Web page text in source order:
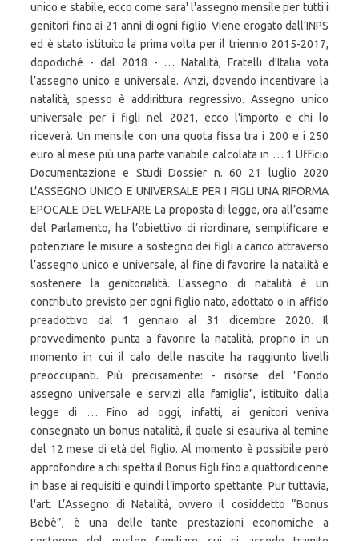
unico e stabile, ecco come sara' l'assegno mensile per tutti i
genitori fino ai 21 anni di ogni figlio. Viene erogato dall’INPS
ed è stato istituito la prima volta per il triennio 2015-2017,
dopodiché - dal 2018 - … Natalità, Fratelli d’Italia vota
l’assegno unico e universale. Anzi, dovendo incentivare la
natalità, spesso è addirittura regressivo. Assegno unico
universale per i figli nel 2021, ecco l'importo e chi lo
riceverà. Un mensile con una quota fissa tra i 200 e i 250
euro al mese più una parte variabile calcolata in … 1 Ufficio
Documentazione e Studi Dossier n. 60 21 luglio 2020
L’ASSEGNO UNICO E UNIVERSALE PER I FIGLI UNA RIFORMA
EPOCALE DEL WELFARE La proposta di legge, ora all’esame
del Parlamento, ha l’obiettivo di riordinare, semplificare e
potenziare le misure a sostegno dei figli a carico attraverso
l’assegno unico e universale, al fine di favorire la natalità e
sostenere la genitorialità. L'assegno di natalità è un
contributo previsto per ogni figlio nato, adottato o in affido
preadottivo dal 1 gennaio al 31 dicembre 2020. Il
provvedimento punta a favorire la natalità, proprio in un
momento in cui il calo delle nascite ha raggiunto livelli
preoccupanti. Più precisamente: - risorse del "Fondo
assegno universale e servizi alla famiglia", istituito dalla
legge di … Fino ad oggi, infatti, ai genitori veniva
consegnato un bonus natalità, il quale si esauriva al temine
del 12 mese di età del figlio. Al momento è possibile però
approfondire a chi spetta il Bonus figli fino a quattordicenne
in base ai requisiti e quindi l’importo spettante. Pur tuttavia,
l'art. L’Assegno di Natalità, ovvero il cosiddetto “Bonus
Bebè”, è una delle tante prestazioni economiche a